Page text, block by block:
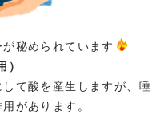
秘められています
）
て酸を産生しますが、唾
があります。